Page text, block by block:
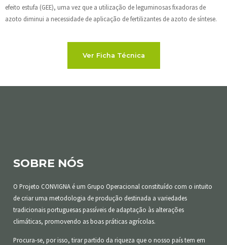
efeito estufa (GEE), uma vez que a utilização de leguminosas fixadoras de
azoto diminui a necessidade de aplicação de fertilizantes de azoto de síntese.
Ver Ficha Técnica
SOBRE NÓS
O Projeto CONVIGNA é um Grupo Operacional constituído com o intuito
de criar uma metodologia de produção destinada a variedades
tradicionais portuguesas passíveis de adaptação às alterações
climáticas, promovendo as boas práticas agrícolas.
Procura-se, por isso, tirar partido da riqueza que o nosso país tem em